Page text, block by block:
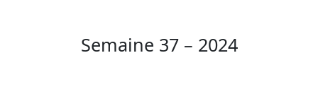
Semaine 37 – 2024